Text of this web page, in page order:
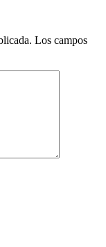
Los campos